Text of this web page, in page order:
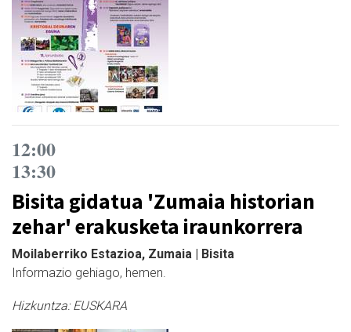
12:00
13:30
Bisita gidatua 'Zumaia historian
zehar' erakusketa iraunkorrera
Moilaberriko Estazioa, Zumaia | Bisita
Informazio gehiago, hemen.
Hizkuntza:EUSKARA